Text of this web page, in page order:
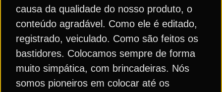
causa da qualidade do nosso produto, o
conteúdo agradável. Como ele é editado,
registrado, veiculado. Como são feitos os
bastidores. Colocamos sempre de forma
muito simpática, com brincadeiras. Nós
somos pioneiros em colocar até os